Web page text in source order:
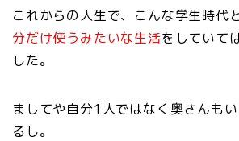
これからの人生で、こんな学生時代
分だけ使うみたいな生活をしていて
した。
ましてや自分1人ではなく奥さんも
るし。